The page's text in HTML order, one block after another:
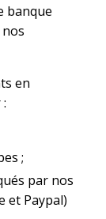
banque
en
;
par nos
et Paypal)